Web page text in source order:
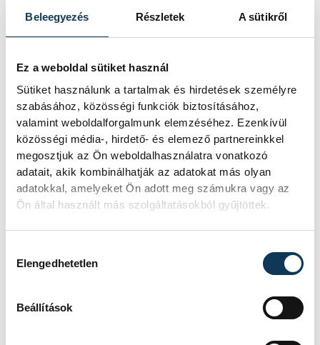
Beleegyezés Részletek A sütikről
Ez a weboldal sütiket használ
Sütiket használunk a tartalmak és hirdetések személyre
szabásához, közösségi funkciók biztosításához,
valamint weboldalforgalmunk elemzéséhez. Ezenkívül
közösségi média-, hirdető- és elemező partnereinkkel
megosztjuk az Ön weboldalhasználatra vonatkozó
adatait, akik kombinálhatják az adatokat más olyan
adatokkal, amelyeket Ön adott meg számukra vagy az
Ön által használt más szolgáltatásokból gyűjtöttek.
Elengedhetetlen
Beállítások
Darcsi
Események
KORÁBBI ESEMÉNYEK BETÖLTÉSE
SOROZAT
VENDÉG